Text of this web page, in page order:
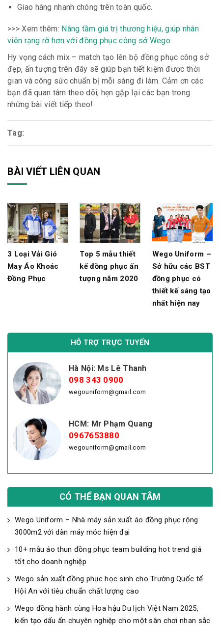
Giao hàng nhanh chóng trên toàn quốc.
>>> Xem thêm: Nâng tầm giá trị thương hiệu, giúp nhân
viên rạng rỡ hơn với đồng phục công sở Wego
Hy vọng cách mix – match tạo lên bộ đồng phục công sở
đẹp, ấn tượng trên đây sẽ giúp bạn tiết kiệm được thời
gian và công sức chuẩn bị mỗi sáng đi làm. Cảm ơn các
bạn đã quan tâm theo dõi, hẹn gặp lại các bạn trong
những bài viết tiếp theo!
Tag:
BÀI VIẾT LIÊN QUAN
3 Loại Vải Gió
May Áo Khoác
Đồng Phục
Top 5 mẫu thiết
kế đồng phục ấn
tượng năm 2020
Wego Uniform –
Sở hữu các BST
đồng phục có
thiết kế sáng tạo
nhất hiện nay
HỖ TRỢ TRỰC TUYẾN
Hà Nội: Ms Lê Thanh
098 343 0900
wegouniform@gmail.com
HCM: Mr Phạm Quang
0967653880
wegouniform@gmail.com
CÓ THỂ BẠN QUAN TÂM
Wego Uniform – Nhà máy sản xuất áo đồng phục rộng
3000m2 với dàn máy móc hiện đại
10+ mẫu áo thun đồng phục team building hot trend giá
tốt cho doanh nghiệp
Wego sản xuất đồng phục học sinh cho Trường Quốc tế
Hội An với tiêu chuẩn chất lượng cao
Wego đồng hành cùng Hoa hậu Du lịch Việt Nam 2025,
kiến tạo dấu ấn chuyên nghiệp cho một sân chơi nhan sắc